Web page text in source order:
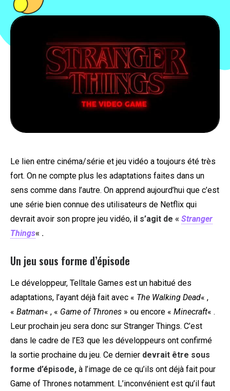
FOOD
BONS PLANS
SOUTENEZ KULTT
Le lien entre cinéma/série et jeu vidéo a toujours été très
fort. On ne compte plus les adaptations faites dans un
sens comme dans l’autre. On apprend aujourd’hui que c’est
une série bien connue des utilisateurs de Netflix qui
devrait avoir son propre jeu vidéo, il s’agit de « Stranger
Things« .
Un jeu sous forme d’épisode
Le développeur, Telltale Games est un habitué des
adaptations, l’ayant déjà fait avec « The Walking Dead« ,
« Batman« , « Game of Thrones » ou encore « Minecraft« .
Leur prochain jeu sera donc sur Stranger Things. C’est
dans le cadre de l’E3 que les développeurs ont confirmé
la sortie prochaine du jeu. Ce dernier devrait être sous
forme d’épisode, à l’image de ce qu’ils ont déjà fait pour
Game of Thrones notamment. L’inconvénient est qu’il faut